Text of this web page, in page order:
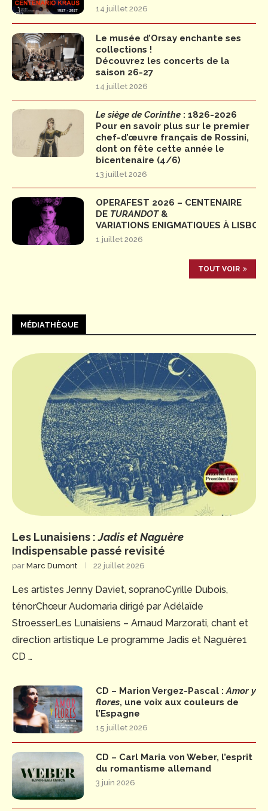
14 juillet 2026
Le musée d’Orsay enchante ses
collections !
Découvrez les concerts de la
saison 26-27
14 juillet 2026
Le siège de Corinthe : 1826-2026
Pour en savoir plus sur le premier
chef-d’œuvre français de Rossini,
dont on fête cette année le
bicentenaire (4/6)
13 juillet 2026
OPERAFEST 2026 – CENTENAIRE
DE TURANDOT&
VARIATIONS ENIGMATIQUES À
1 juillet 2026
TOUT VOIR
MÉDIATHÈQUE
Les Lunaisiens :Jadis et Naguère
Indispensable passé revisité
par Marc Dumont 22 juillet 2026
Les artistes Jenny Daviet, sopranoCyrille Dubois,
ténorChœur Audomaria dirigé par Adélaïde
StroesserLes Lunaisiens – Arnaud Marzorati, chant et
direction artistique Le programme Jadis et Naguère1
CD …
CD – Marion Vergez-Pascal :Amor y
flores, une voix aux couleurs de
l’Espagne
15 juillet 2026
CD – Carl Maria von Weber, l’esprit
du romantisme allemand
3 juin 2026